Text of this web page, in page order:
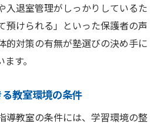
全性を支える教室の設備
犯対策と入退室管理の重要性
認したい講師の質と体制
ないための安全基準とは
悔しない安全基準の見極め方
入退室管理がしっかりしているた
預けられる」といった保護者の声
的対策の有無が塾選びの決め手に
す。
教室環境の条件
導教室の条件には、学習環境の整